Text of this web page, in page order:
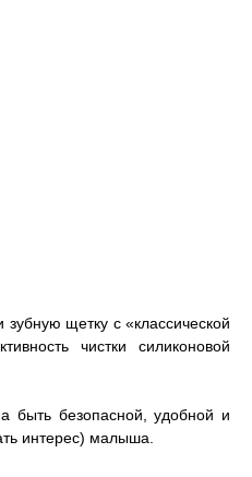
щетку с «классической
чистки силиконовой
быть безопасной, удобной и
интерес) малыша.